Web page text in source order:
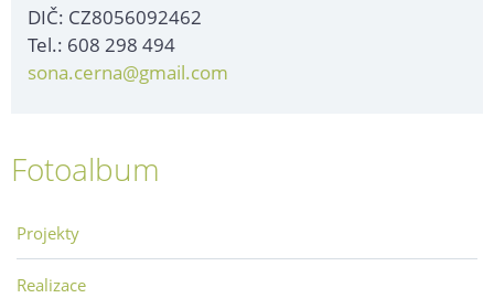
DIČ: CZ8056092462
Tel.: 608 298 494
sona.cerna@gmail.com
Fotoalbum
Projekty
Realizace